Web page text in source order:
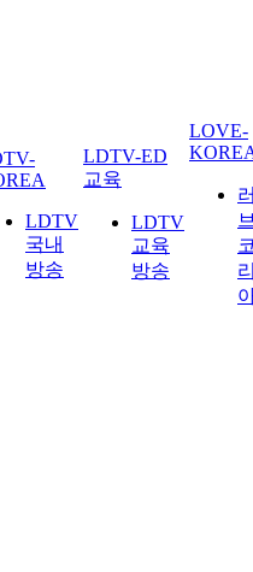
LDTV
국내
방송
LDTV-ED
교육
LDTV
교육
방송
LOVE-